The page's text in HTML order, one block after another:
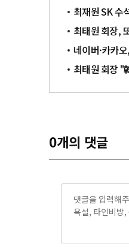
최재원 SK 수
최태원 회장,
네이버·카카
최태원 회장 "
0개의 댓글